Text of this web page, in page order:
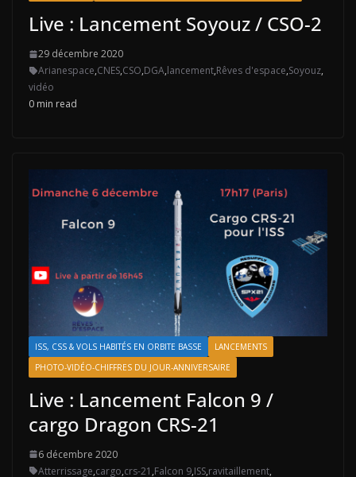
Live : Lancement Soyouz / CSO-2
29 décembre 2020
Arianespace,CNES,CSO,DGA,lancement,Rêves d'espace,Soyouz,
vidéo
0 min read
ISS, CSS & VOLS HABITÉS EN ORBITE BASSE
LANCEMENTS
PHOTO-VIDÉO-CHIFFRES DU JOUR-ANNIVERSAIRE
Live : Lancement Falcon 9 /
cargo Dragon CRS-21
6 décembre 2020
Atterrissage,cargo,crs-21 ,Falcon 9,ISS,ravitaillement,